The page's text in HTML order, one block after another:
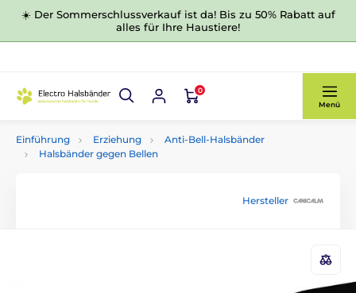
☀️ Der Sommerschlussverkauf ist da! Bis zu 50% Rabatt auf
alles für Ihre Haustiere!
0
Menü
Einführung Erziehung
Anti-Bell-Halsbänder
Halsbänder gegen Bellen
Hersteller